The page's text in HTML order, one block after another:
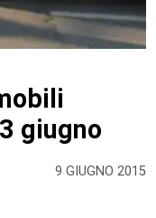
9 GIUGNO 2015
giugno